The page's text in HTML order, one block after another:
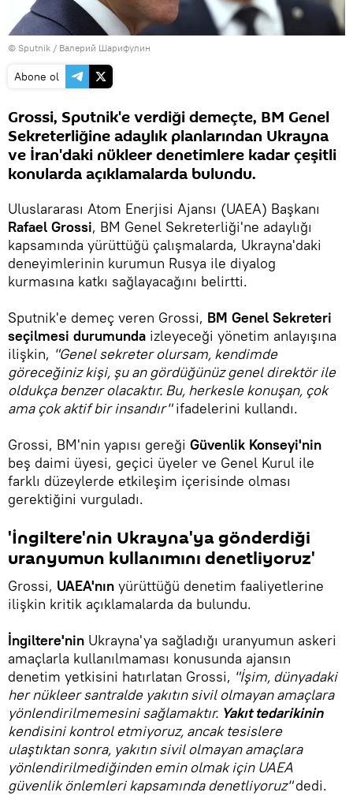
© Sputnik / Валерий Шарифулин
Abone ol
Grossi, Sputnik'e verdiği demeçte, BM Genel
Sekreterliğine adaylık planlarından Ukrayna
ve İran'daki nükleer denetimlere kadar çeşitli
konularda açıklamalarda bulundu.
Uluslararası Atom Enerjisi Ajansı (UAEA) Başkanı
Rafael Grossi, BM Genel Sekreterliği'ne adaylığı
kapsamında yürüttüğü çalışmalarda, Ukrayna'daki
deneyimlerinin kurumun Rusya ile diyalog
kurmasına katkı sağlayacağını belirtti.
Sputnik'e demeç veren Grossi, BM Genel Sekreteri
seçilmesi durumunda izleyeceği yönetim anlayışına
ilişkin, "Genel sekreter olursam, kendimde
göreceğiniz kişi, şu an gördüğünüz genel direktör ile
oldukça benzer olacaktır. Bu, herkesle konuşan, çok
ama çok aktif bir insandır"ifadelerini kullandı.
Grossi, BM'nin yapısı gereği Güvenlik Konseyi'nin
beş daimi üyesi, geçici üyeler ve Genel Kurul ile
farklı düzeylerde etkileşim içerisinde olması
gerektiğini vurguladı.
'İngiltere'nin Ukrayna'ya gönderdiği
uranyumun kullanımını denetliyoruz'
Grossi, UAEA'nın yürüttüğü denetim faaliyetlerine
ilişkin kritik açıklamalarda da bulundu.
İngiltere'nin Ukrayna'ya sağladığı uranyumun askeri
amaçlarla kullanılmaması konusunda ajansın
denetim yetkisini hatırlatan Grossi, "İşim, dünyadaki
her nükleer santralde yakıtın sivil olmayan amaçlara
yönlendirilmemesini sağlamaktır. Yakıt tedarikinin
kendisini kontrol etmiyoruz, ancak tesislere
ulaştıktan sonra, yakıtın sivil olmayan amaçlara
yönlendirilmediğinden emin olmak için UAEA
güvenlik önlemleri kapsamında denetliyoruz"dedi.